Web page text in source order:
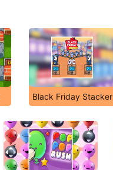
Black Friday Stacker